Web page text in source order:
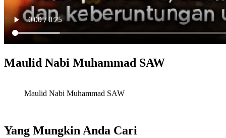
Maulid Nabi Muhammad SAW
Maulid Nabi Muhammad SAW
Yang Mungkin Anda Cari